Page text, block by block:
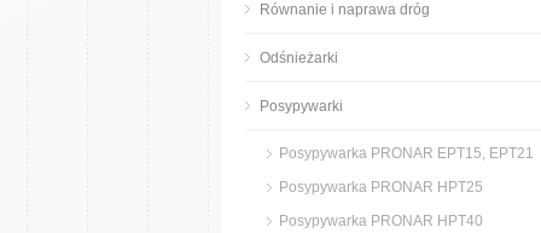
Równanie i naprawa dróg
Odśnieżarki
Posypywarki
Posypywarka PRONAR EPT15, EPT21
Posypywarka PRONAR HPT25
Posypywarka PRONAR HPT40